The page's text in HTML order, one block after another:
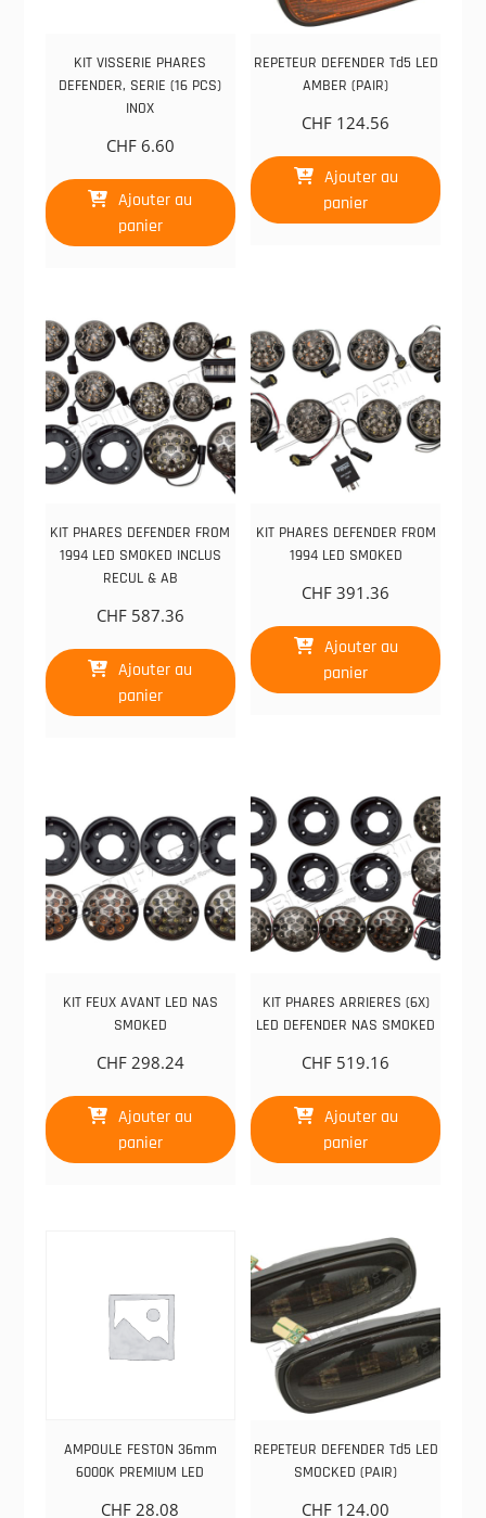
KIT VISSERIE PHARES
DEFENDER, SERIE (16 PCS)
INOX
CHF6.60
Ajouter au
panier
REPETEUR DEFENDER Td5 LED
AMBER (PAIR)
CHF 124.56
Ajouter au
panier
KIT PHARES DEFENDER FROM
1994 LED SMOKED INCLUS
RECUL & AB
CHF587.36
Ajouter au
panier
KIT PHARES DEFENDER FROM
1994 LED SMOKED
CHF 391.36
Ajouter au
panier
KIT FEUX AVANT LED NAS
SMOKED
CHF298.24
Ajouter au
panier
KIT PHARES ARRIERES (6X)
LED DEFENDER NAS SMOKED
CHF 519.16
Ajouter au
panier
AMPOULE FESTON 36mm
6000K PREMIUM LED
CHF 28.08
REPETEUR DEFENDER Td5 LED
SMOCKED (PAIR)
CHF 124.00